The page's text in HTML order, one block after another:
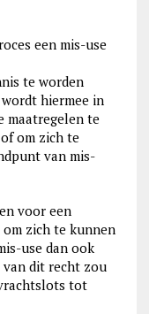
een mis-use
te worden
hiermee in
maatregelen te
om zich te
van mis-
voor een
zich te kunnen
use dan ook
van dit recht zou
tot